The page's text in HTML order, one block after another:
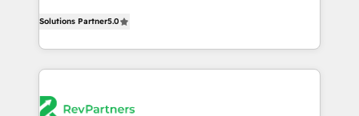
HubSpot accreditations and experience across
hundreds of organizations in dozens of industries,
there’s a good chance one of our globally integrated
explore whether S2 is the partner you’ve been
across five continents ★ AI-First, RevOps-led,
Onboarding obsessed ★ Company of the Year
2024/25 INSIDEA helps growing companies turn
team, migrate your data, and build AI-powered
Solutions Partner5.0